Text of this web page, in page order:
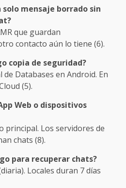
solo mensaje borrado sin
que guardan
contacto aún lo tiene (6).
copia de seguridad?
Databases en Android. En
(5).
Web o dispositivos
principal. Los servidores de
chats (8).
para recuperar chats?
Locales duran 7 días